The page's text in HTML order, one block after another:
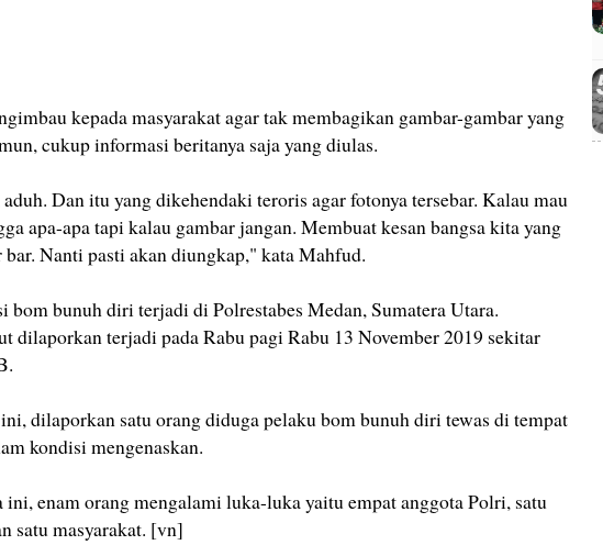
kepada masyarakat agar tak membagikan gambar-gambar yang
cukup informasi beritanya saja yang diulas.
Dan itu yang dikehendaki teroris agar fotonya tersebar. Kalau mau
apa-apa tapi kalau gambar jangan. Membuat kesan bangsa kita yang
bar. Nanti pasti akan diungkap," kata Mahfud.
bom bunuh diri terjadi di Polrestabes Medan, Sumatera Utara.
dilaporkan terjadi pada Rabu pagi Rabu 13 November 2019 sekitar
dilaporkan satu orang diduga pelaku bom bunuh diri tewas di tempat
kondisi mengenaskan.
enam orang mengalami luka-luka yaitu empat anggota Polri, satu
satu masyarakat. [vn]